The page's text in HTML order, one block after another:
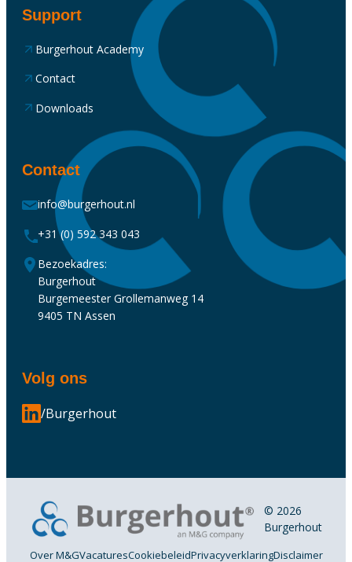
Support
Burgerhout Academy
Contact
Downloads
Contact
info@burgerhout.nl
+31 (0) 592 343 043
Bezoekadres:
Burgerhout
Burgemeester Grollemanweg 14
9405 TN Assen
Volg ons
/Burgerhout
© 2026
Burgerhout
Over M&GVacaturesCookiebeleidPrivacyverklaringDisclaimer